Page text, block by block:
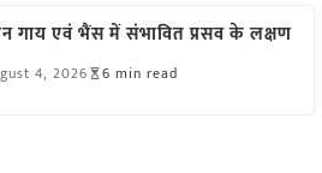
गाय एवं भैंस में संभावित प्रसव के लक्षण
4, 2026 6 min read